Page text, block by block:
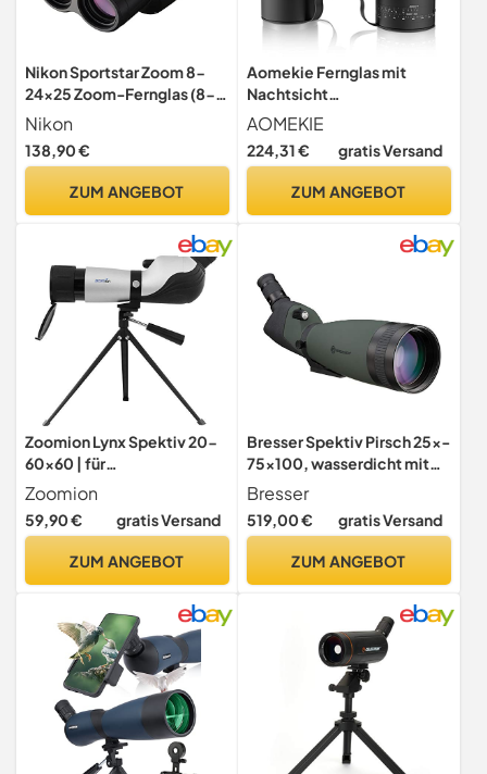
Nikon Sportstar Zoom 8-
24x25 Zoom-Fernglas (8-
bis 24-fach, 25mm
Frontlinsendurchmesser),
Schwarz
Nikon
138,90 €
ZUM ANGEBOT
Aomekie Fernglas mit
Nachtsicht
Entfernungsmesser und
Kompass 7X50 Militär
Fernglas Marine BAK4 FMC
Erwachsene mit Tasche und
AOMEKIE
224,31 € gratis Versand
ZUM ANGEBOT
Zoomion Lynx Spektiv 20-
60x60 | für
Vogelbeobachtung und
Sportschützen | Kompakt
und Spritzwasserfest | mit
Zoom-Okular mit
Zoomion
59,90 € gratis Versand
ZUM ANGEBOT
Bresser Spektiv Pirsch 25x-
75x100, wasserdicht mit
stufenloser Zoomfunktion
und voller
Mehrschichtvergütung,
Bereitschaftstasche
Bresser
519,00 € gratis Versand
ZUM ANGEBOT